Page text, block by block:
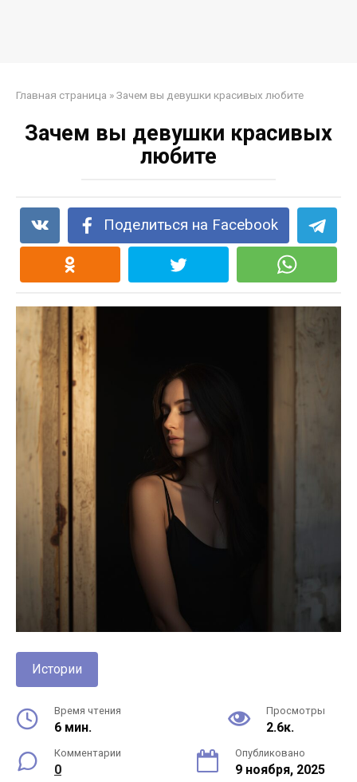
Главная страница »Зачем вы девушки красивых любите
Зачем вы девушки красивых
любите
Поделиться на Facebook
Истории
Время чтения
6 мин.
Просмотры
2.6к.
Комментарии
0
Опубликовано
9 ноября, 2025